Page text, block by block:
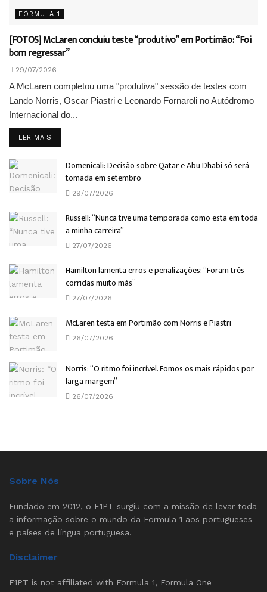
FÓRMULA 1
[FOTOS] McLaren concluiu teste “produtivo” em Portimão: “Foi
bom regressar”
29/07/2026
A McLaren completou uma "produtiva" sessão de testes com
Lando Norris, Oscar Piastri e Leonardo Fornaroli no Autódromo
Internacional do...
LER MAIS
Domenicali: Decisão sobre Qatar e Abu Dhabi só será
tomada em setembro
29/07/2026
Russell: “Nunca tive uma temporada como esta em toda
a minha carreira”
27/07/2026
Hamilton lamenta erros e penalizações: “Foram três
corridas muito más”
27/07/2026
McLaren testa em Portimão com Norris e Piastri
26/07/2026
Norris: “O ritmo foi incrível. Fomos os mais rápidos por
larga margem”
26/07/2026
Sobre Nós
Fundado em 2012, o F1PT surgiu com a missão de levar toda
a informação sobre o mundo da Formula 1 aos portugueses
e países de língua portuguesa.
Disclaimer
F1PT is not affiliated with Formula 1, Formula One